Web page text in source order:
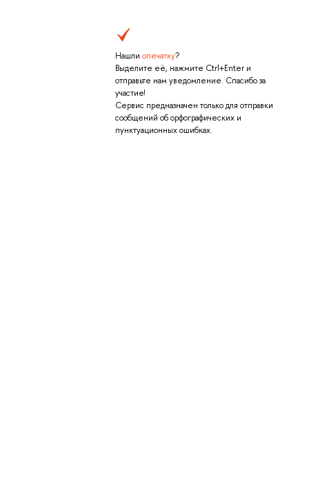
Нашли опечатку?
Выделите её, нажмите Ctrl+Enter и
отправьте нам уведомление. Спасибо за
участие!
Сервис предназначен только для отправки
сообщений об орфографических и
пунктуационных ошибках.